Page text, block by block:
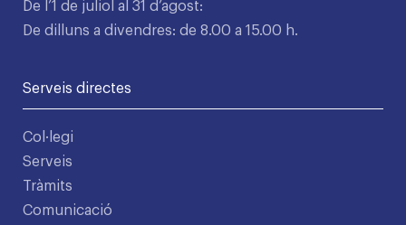
De l’1 de juliol al 31 d’agost:
De dilluns a divendres: de 8.00 a 15.00 h.
Serveis directes
Col·legi
Serveis
Tràmits
Comunicació